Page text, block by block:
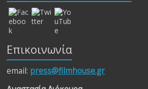
Επικοινωνία
email: press@filmhouse.gr